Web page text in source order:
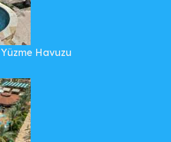
Yüzme Havuzu